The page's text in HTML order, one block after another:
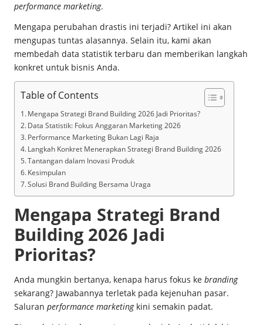
performance marketing.
Mengapa perubahan drastis ini terjadi? Artikel ini akan
mengupas tuntas alasannya. Selain itu, kami akan
membedah data statistik terbaru dan memberikan langkah
konkret untuk bisnis Anda.
Table of Contents
Mengapa Strategi Brand Building 2026 Jadi Prioritas?
Data Statistik: Fokus Anggaran Marketing 2026
Performance Marketing Bukan Lagi Raja
Langkah Konkret Menerapkan Strategi Brand Building 2026
Tantangan dalam Inovasi Produk
Kesimpulan
Solusi Brand Building Bersama Uraga
Mengapa Strategi Brand
Building 2026 Jadi
Prioritas?
Anda mungkin bertanya, kenapa harus fokus ke branding
sekarang? Jawabannya terletak pada kejenuhan pasar.
Saluran performance marketingkini semakin padat.